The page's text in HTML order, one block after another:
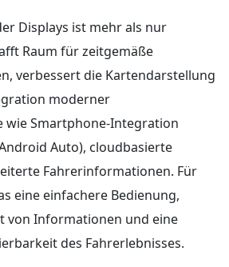
Displays ist mehr als nur
Raum für zeitgemäße
verbessert die Kartendarstellung
moderner
wie Smartphone‑Integration
Auto), cloudbasierte
Fahrerinformationen. Für
eine einfachere Bedienung,
von Informationen und eine
des Fahrerlebnisses.